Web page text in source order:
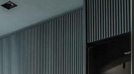
Хай-тек, Минимализм,